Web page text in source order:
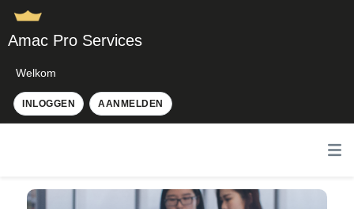
Amac Pro Services
Welkom
INLOGGEN AANMELDEN